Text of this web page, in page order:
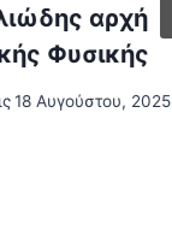
αρχή
Φυσικής
18 Αυγούστου, 2025